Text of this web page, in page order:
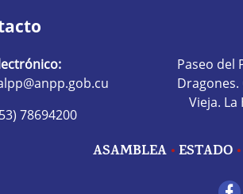
78694200
Paseo del
Dragones.
Vieja. La
ASAMBLEA ESTADO
Redes